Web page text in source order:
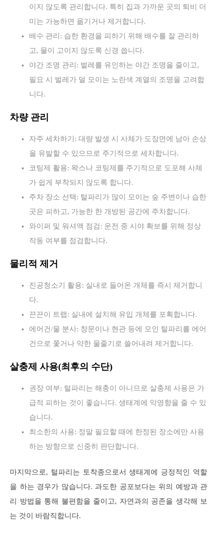
이지 않도록 관리합니다. 특히 집과 가까운 곳의 퇴비 더
미는 가능하면 옮기거나 제거합니다.
배수 관리: 습한 환경을 피하기 위해 배수를 잘 관리하
고, 물이 고이지 않도록 신경 씁니다.
야간 조명 관리: 벌레를 유인하는 야간 조명을 줄이고,
필요 시 벌레가 덜 모이는 노란색 계열의 조명을 고려합
니다.
차량 관리
자주 세차하기: 대량 발생 시 사체가 도장면에 남아 손상
을 유발할 수 있으므로 주기적으로 세차합니다.
코팅제 활용: 왁스나 코팅제를 주기적으로 도포해 사체
가 쉽게 부착되지 않도록 합니다.
주차 장소 선택: 털파리가 많이 모이는 숲 주변이나 습한
곳은 피하고, 가능한 한 개방된 공간에 주차합니다.
와이퍼 및 워셔액 점검: 운전 중 시야 확보를 위해 정상
작동 여부를 점검합니다.
물리적 제거
진공청소기 활용: 실내로 들어온 개체를 즉시 제거합니
다.
끈끈이 트랩: 실내에 설치해 유입 개체를 포획합니다.
에어건/물 분사: 창문이나 현관 등에 모인 털파리를 에어
건으로 쫓거나 약한 물줄기로 쓸어내려 제거합니다.
살충제 사용(최후의 수단)
권장 여부: 털파리는 해충이 아니므로 살충제 사용은 가
급적 피하는 것이 좋습니다. 생태계에 악영향을 줄 수 있
습니다.
최소한의 사용: 정말 필요할 때에 한정된 장소에만 사용
하는 방향으로 신중히 판단합니다.
마지막으로, 털파리는 토착종으로서 생태계에 긍정적인 역할
을 하는 경우가 많습니다. 과도한 공포보다는 위의 예방과 관
리 방법을 통해 불편함을 줄이고, 자연과의 공존을 생각해 보
는 것이 바람직합니다.